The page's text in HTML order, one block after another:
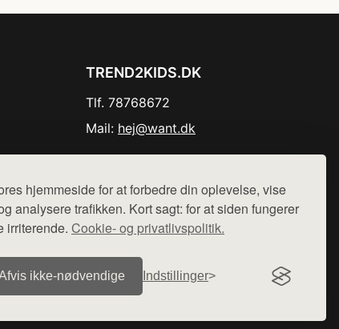
hjemmeside for at forbedre din oplevelse, vise
analysere trafikken. Kort sagt: for at siden fungerer
irriterende. Cookie- og privatlivspolitik.
ikke‑nødvendige Indstillinger
TREND2KIDS.DK
Tlf. 78768672
Mail: hej@want.dk
ikke varer fra denne side - vi henviser til de shops,